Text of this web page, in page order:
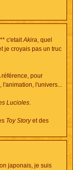
c'etaitAkira, quel
je croyais pas un truc
pour
l'animation, l'univers...
Lucioles.
Toy Storyet des
japonais, je suis